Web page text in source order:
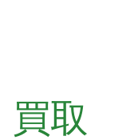
取